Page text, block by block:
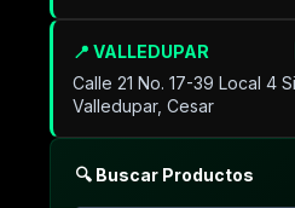
📍 VALLEDUPAR
Calle 21 No. 17-39 Local 4
Valledupar, Cesar
🔍 Buscar Productos